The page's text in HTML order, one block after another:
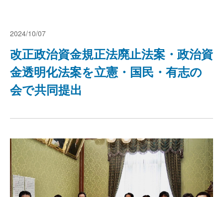
2024/10/07
改正政治資金規正法廃止法案・政治資
金透明化法案を立憲・国民・有志の
会で共同提出